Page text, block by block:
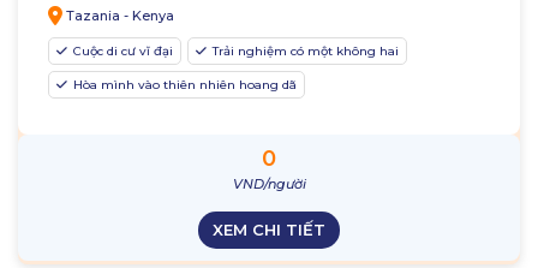
Tazania - Kenya
Cuộc di cư vĩ đại Trải nghiệm có một không hai
Hòa mình vào thiên nhiên hoang dã
0
VND/người
XEM CHI TIẾT